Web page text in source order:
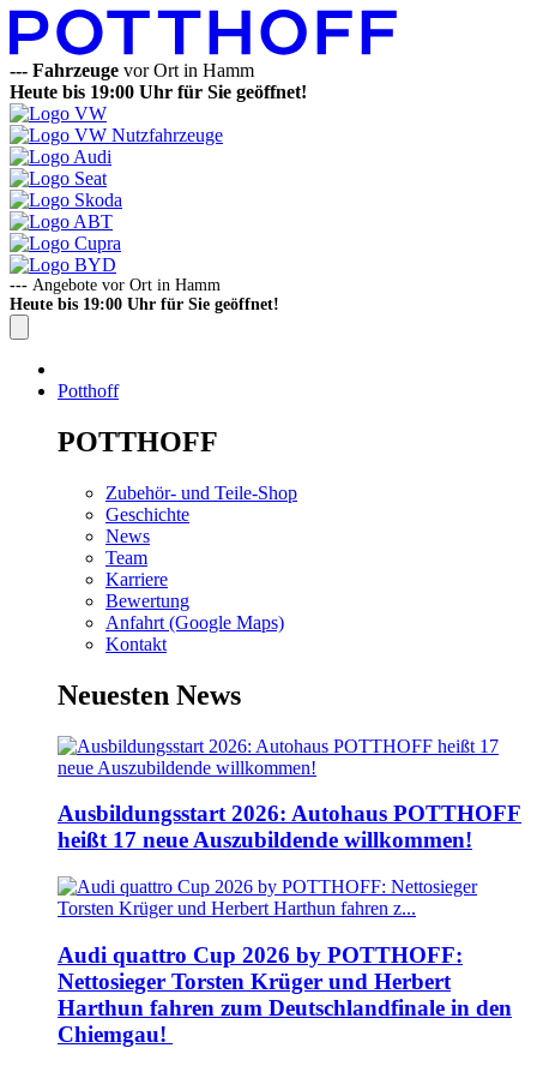
--- Fahrzeuge vor Ort in Hamm
Heute bis 19:00 Uhr für Sie geöffnet!
--- Angebote vor Ort in Hamm
Heute bis 19:00 Uhr für Sie geöffnet!
Potthoff
POTTHOFF
Zubehör- und Teile-Shop
Geschichte
News
Team
Karriere
Bewertung
Anfahrt (Google Maps)
Kontakt
Neuesten News
Ausbildungsstart 2026: Autohaus POTTHOFF
heißt 17 neue Auszubildende willkommen!
Audi quattro Cup 2026 by POTTHOFF:
Nettosieger Torsten Krüger und Herbert
Harthun fahren zum Deutschlandfinale in den
Chiemgau!